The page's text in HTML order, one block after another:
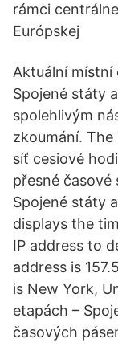
rámci
Európskej
Aktuální místní
Spojené státy
spolehlivým
zkoumání.
síť cesiové
přesné časové
Spojené státy
displays the
IP address to
address is
is New York,
etapách –
časových